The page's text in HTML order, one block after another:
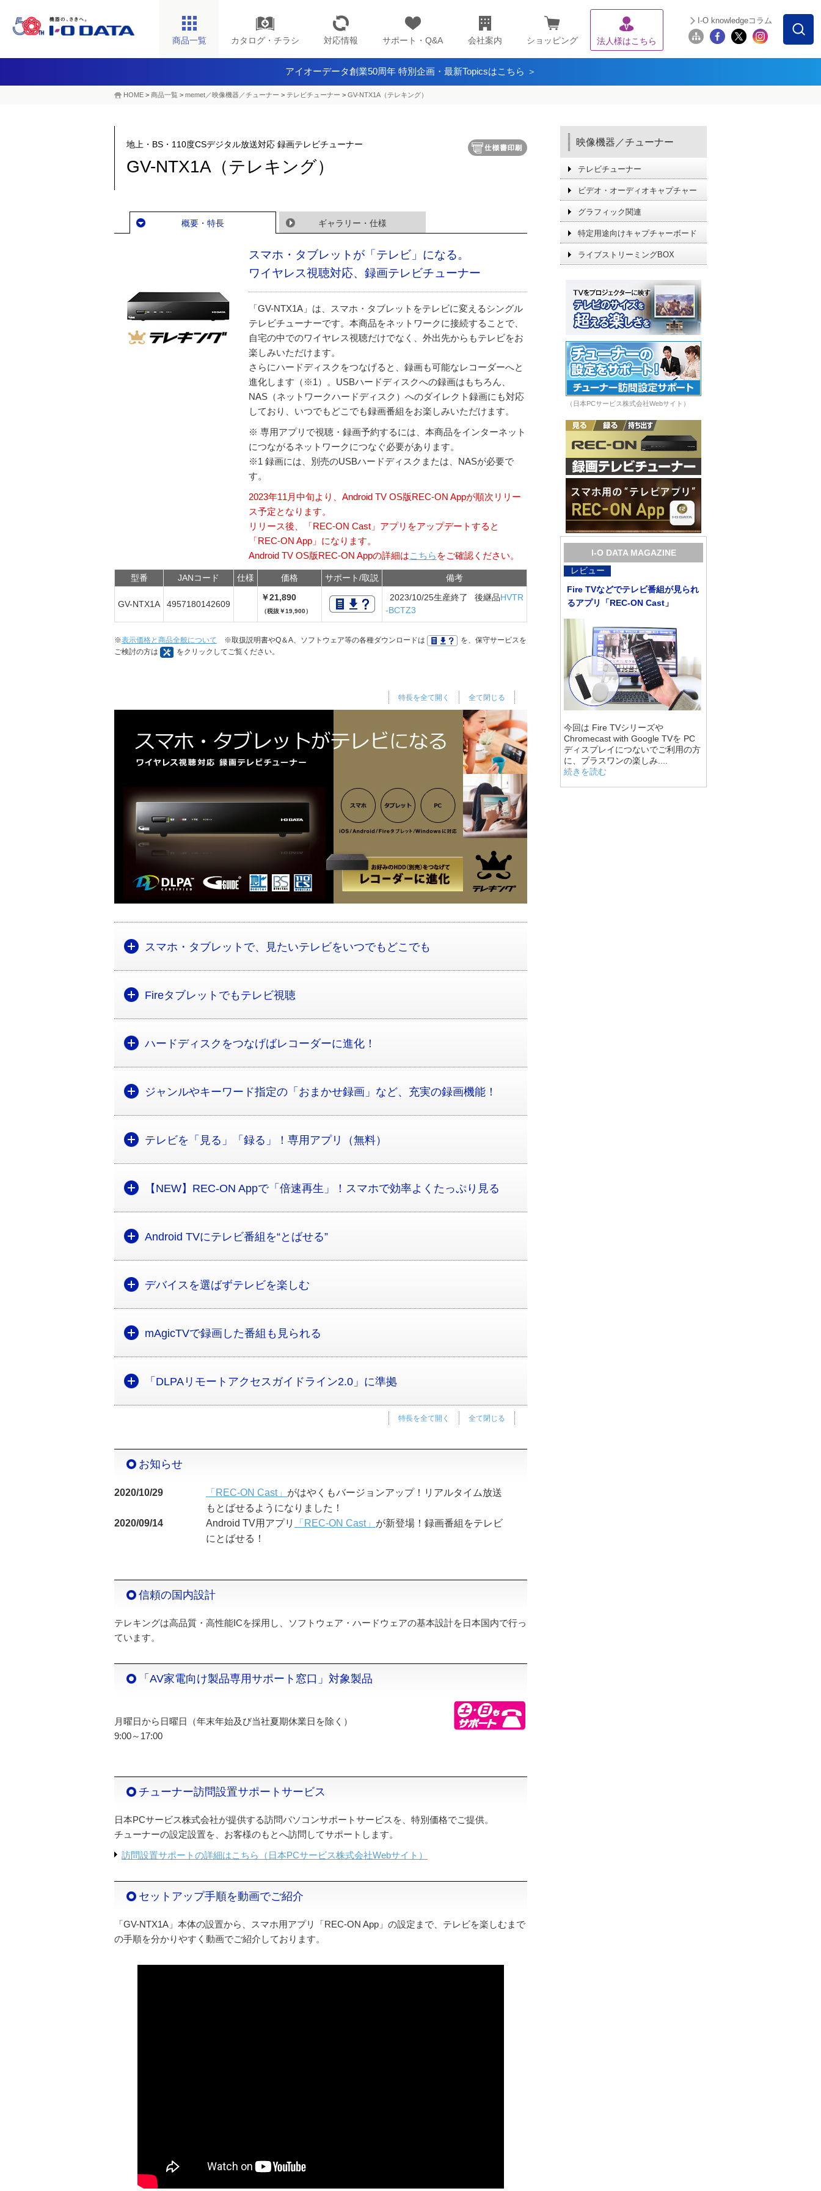
商品一覧 カタログ・チラシ 対応情報 サポート・Q&A 会社案内 ショッピング 法人様はこちら
I-O knowledgeコラム
アイオーデータ創業50周年 特別企画・最新Topicsはこちら ＞
HOME > 商品一覧 > memet／映像機器／チューナー > テレビチューナー > GV-NTX1A（テレキング）
地上・BS・110度CSデジタル放送対応 録画テレビチューナー
GV-NTX1A（テレキング）
概要・特長 ギャラリー・仕様
スマホ・タブレットが「テレビ」になる。
ワイヤレス視聴対応、録画テレビチューナー
「GV-NTX1A」は、スマホ・タブレットをテレビに変えるシングル
テレビチューナーです。本商品をネットワークに接続することで、
自宅の中でのワイヤレス視聴だけでなく、外出先からもテレビをお
楽しみいただけます。
さらにハードディスクをつなげると、録画も可能なレコーダーへと
進化します（※1）。USBハードディスクへの録画はもちろん、
NAS（ネットワークハードディスク）へのダイレクト録画にも対応
しており、いつでもどこでも録画番組をお楽しみいただけます。
※ 専用アプリで視聴・録画予約するには、本商品をインターネット
につながるネットワークにつなぐ必要があります。
※1 録画には、別売のUSBハードディスクまたは、NASが必要で
す。
2023年11月中旬より、Android TV OS版REC-ON Appが順次リリー
ス予定となります。
リリース後、「REC-ON Cast」アプリをアップデートすると
「REC-ON App」になります。
Android TV OS版REC-ON Appの詳細はこちら をご確認ください。
型番 JANコード 仕様 価格 サポート/取説 備考
GV-NTX1A 4957180142609
￥21,890
（税抜￥19,900）
2023/10/25生産終了 後継品HVTR
-BCTZ3
※表示価格と商品全般について ※取扱説明書やQ＆A、ソフトウェア等の各種ダウンロードは
を、保守サービスを
ご検討の方は
をクリックしてご覧ください。
全て閉じる
特長を全て開く
スマホ・タブレットで、見たいテレビをいつでもどこでも
Fireタブレットでもテレビ視聴
ハードディスクをつなげばレコーダーに進化！
ジャンルやキーワード指定の「おまかせ録画」など、充実の録画機能！
テレビを「見る」「録る」！専用アプリ（無料）
【NEW】REC-ON Appで「倍速再生」！スマホで効率よくたっぷり見る
Android TVにテレビ番組を“とばせる”
デバイスを選ばずテレビを楽しむ
mAgicTVで録画した番組も見られる
「DLPAリモートアクセスガイドライン2.0」に準拠
全て閉じる
特長を全て開く
お知らせ
2020/10/29 「REC-ON Cast」 がはやくもバージョンアップ！リアルタイム放送
もとばせるようになりました！
2020/09/14
Android TV用アプリ 「REC-ON Cast」 が新登場！録画番組をテレビ
にとばせる！
信頼の国内設計
テレキングは高品質・高性能ICを採用し、ソフトウェア・ハードウェアの基本設計を日本国内で行っ
ています。
「AV家電向け製品専用サポート窓口」対象製品
月曜日から日曜日（年末年始及び当社夏期休業日を除く）
9:00～17:00
チューナー訪問設置サポートサービス
日本PCサービス株式会社が提供する訪問パソコンサポートサービスを、特別価格でご提供。
チューナーの設定設置を、お客様のもとへ訪問してサポートします。
訪問設置サポートの詳細はこちら（日本PCサービス株式会社Webサイト）
セットアップ手順を動画でご紹介
「GV-NTX1A」本体の設置から、スマホ用アプリ「REC-ON App」の設定まで、テレビを楽しむまで
の手順を分かりやすく動画でご紹介しております。
映像機器／チューナー
テレビチューナー
ビデオ・オーディオキャプチャー
グラフィック関連
特定用途向けキャプチャーボード
ライブストリーミングBOX
（日本PCサービス株式会社Webサイト）
I-O DATA MAGAZINE
レビュー
Fire TVなどでテレビ番組が見られ
るアプリ「REC-ON Cast」
今回は Fire TVシリーズや
Chromecast with Google TVを PC
ディスプレイにつないでご利用の方
に、プラスワンの楽しみ....
続きを読む